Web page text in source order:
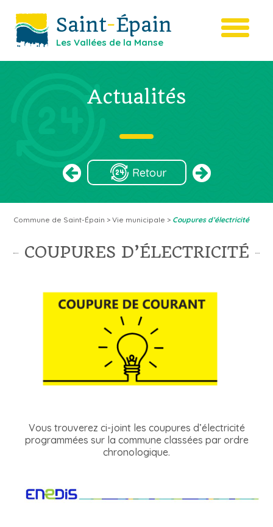
Saint-Épain
Les Vallées de la Manse
Actualités
Retour
Commune de Saint-Épain >Vie municipale > Coupures d’électricité
COUPURES D’ÉLECTRICITÉ
Vous trouverez ci-joint les coupures d’électricité
programmées sur la commune classées par ordre
chronologique.